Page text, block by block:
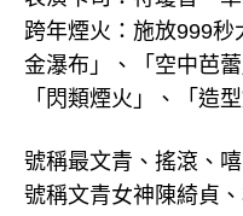
跨年煙火：施放999
金瀑布」、「空中芭
「閃類煙火」、「造
號稱最文青、搖滾、
號稱文青女神陳綺貞